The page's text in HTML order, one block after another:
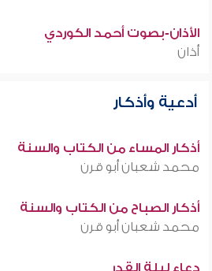
الأذان-بصوت أحمد الكوردي
أذان
أدعية وأذكار
أذكار المساء من الكتاب والسنة
محمد شعبان أبو قرن
أذكار الصباح من الكتاب والسنة
محمد شعبان أبو قرن
دعاء ليلة القدر